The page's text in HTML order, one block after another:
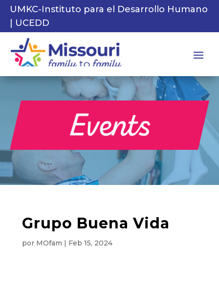
UMKC-Instituto para el Desarrollo Humano
| UCEDD
Grupo Buena Vida
por MOfam | Feb 15, 2024